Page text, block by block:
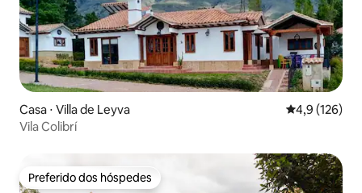
Casa ⋅ Villa de Leyva 4,9 de uma
4,9 (126)
Vila Colibrí
Preferido dos hóspedes
Preferido dos hóspedes